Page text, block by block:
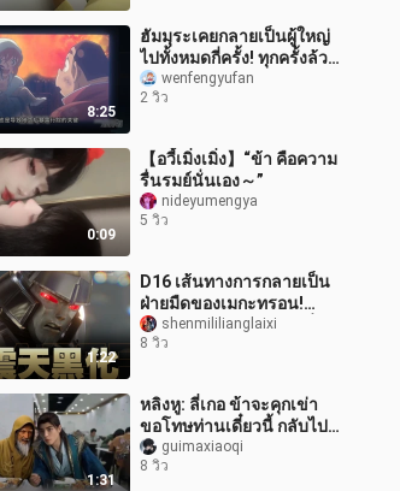
8:25
ฮัมมุระเคยกลายเป็นผู้ใหญ่
ไปทั้งหมดกี่ครั้ง! ทุกครั้งล้วน
อยู่ในภาวะคับขันชีวิต
แท้จริงแล้วเธอไม่อยากก
wenfengyufan
2 วิว
0:09
【อวี้เมิ่งเมิ่ง】“ข้า คือความ
รื่นรมย์นั่นเอง～”
nideyumengya
5 วิว
1:22
D16 เส้นทางการกลายเป็น
ฝ่ายมืดของเมกะทรอน!
ทำไมถึงต้องแตกหักกับเพื่อน
รักออพติมัส ไพรม์? แล้วเขา
shenmililianglaixi
8 วิว
1:31
หลิงหู: ลี่เกอ ข้าจะคุกเข่า
ขอโทษท่านเดี๋ยวนี้ กลับไปที่
หวงเฟิงกู่ดีไหม?
guimaxiaoqi
8 วิว